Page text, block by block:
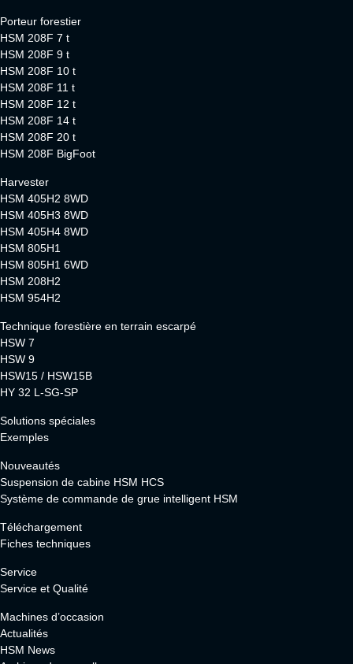
Porteur forestier
HSM 208F 7 t
HSM 208F 9 t
HSM 208F 10 t
HSM 208F 11 t
HSM 208F 12 t
HSM 208F 14 t
HSM 208F 20 t
HSM 208F BigFoot
Harvester
HSM 405H2 8WD
HSM 405H3 8WD
HSM 405H4 8WD
HSM 805H1
HSM 805H1 6WD
HSM 208H2
HSM 954H2
Technique forestière en terrain escarpé
HSW 7
HSW 9
HSW15 / HSW15B
HY 32 L-SG-SP
Solutions spéciales
Exemples
Nouveautés
Suspension de cabine HSM HCS
Système de commande de grue intelligent HSM
Téléchargement
Fiches techniques
Service
Service et Qualité
Machines d’occasion
Actualités
HSM News